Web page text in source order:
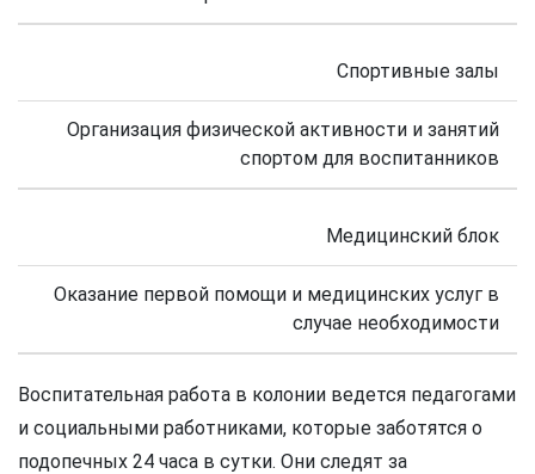
Спортивные залы
Организация физической активности и занятий
спортом для воспитанников
Медицинский блок
Оказание первой помощи и медицинских услуг в
случае необходимости
Воспитательная работа в колонии ведется педагогами
и социальными работниками, которые заботятся о
подопечных 24 часа в сутки. Они следят за